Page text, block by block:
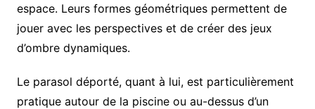
espace. Leurs formes géométriques permettent de
jouer avec les perspectives et de créer des jeux
d’ombre dynamiques.
Le parasol déporté, quant à lui, est particulièrement
pratique autour de la piscine ou au-dessus d’un